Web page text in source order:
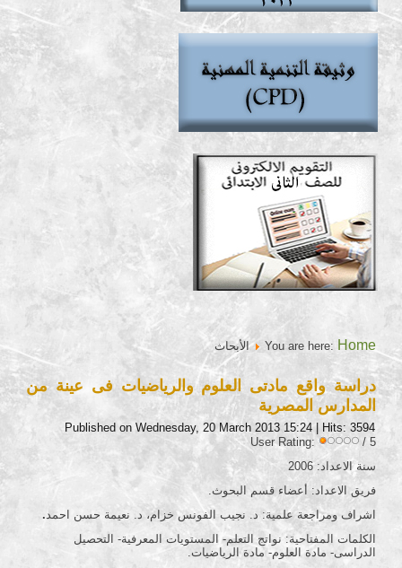
You are here: Home الأبحاث
دراسة واقع مادتى العلوم والرياضيات فى عينة من
المدارس المصرية
Published on Wednesday, 20 March 2013 15:24| Hits: 3594
User Rating:
/ 5
سنة الاعداد: 2006
فريق الاعداد: أعضاء قسم البحوث.
اشراف ومراجعة علمية: د. نجيب الفونس خزام، د. نعيمة حسن احمد .
الكلمات المفتاحية: نواتج التعلم- المستويات المعرفية- التحصيل
الدراسى- مادة العلوم- مادة الرياضيات.